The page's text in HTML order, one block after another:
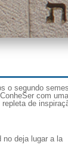
o segundo
com
de
no deja lugar a la